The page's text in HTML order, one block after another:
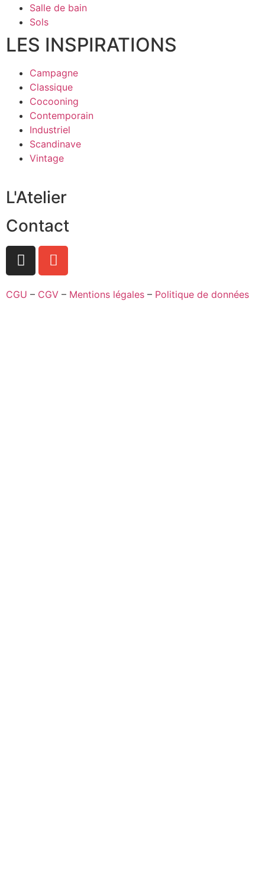
Salle de bain
Sols
LES INSPIRATIONS
Campagne
Classique
Cocooning
Contemporain
Industriel
Scandinave
Vintage
L'Atelier
Contact
CGU – CGV – Mentions légales – Politique de données